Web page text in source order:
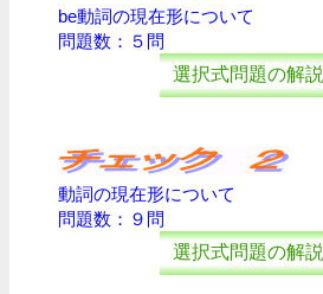
be動詞の現在形について
問題数：５問
選択式問題の解説
動詞の現在形について
問題数：９問
選択式問題の解説